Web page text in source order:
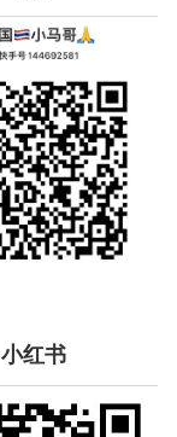
小红书